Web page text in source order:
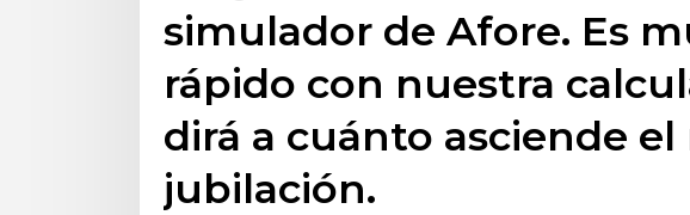
simulador de Afore. Es
rápido con nuestra
dirá a cuánto asciende
jubilación.